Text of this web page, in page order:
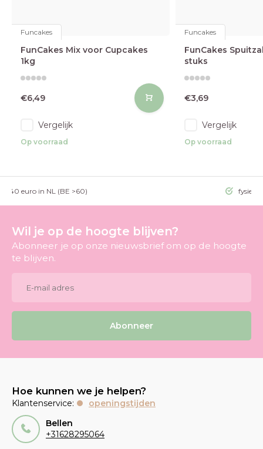
Funcakes
FunCakes Mix voor Cupcakes
1kg
€6,49
Vergelijk
Op voorraad
Funcakes
FunCakes
stuks
€3,69
Vergelijk
Op voorraad
>40 euro in NL (BE >60) fysieke
Wil je op de hoogte blijven?
Abonneer je op onze nieuwsbrief om op de hoogte
te blijven.
Abonneer
Hoe kunnen we je helpen?
Klantenservice:
openingstijden
Bellen
+31628295064